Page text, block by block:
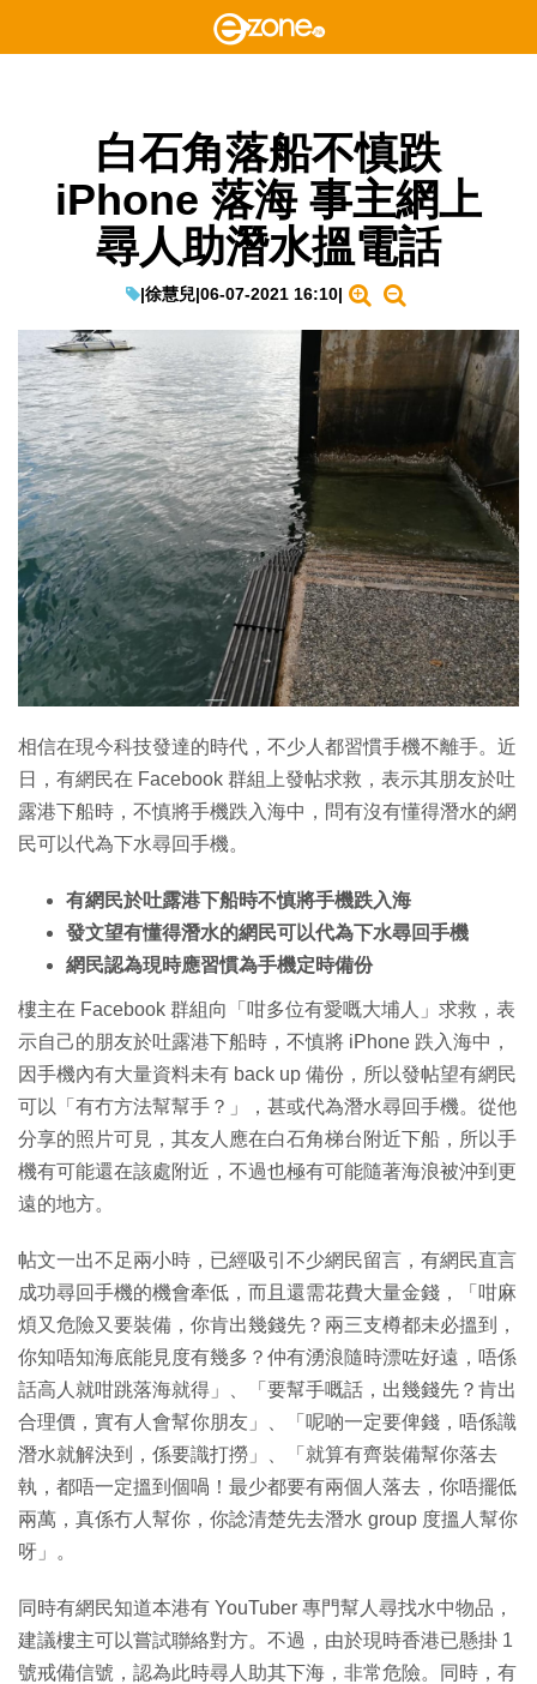
白石角落船不慎跌
iPhone 落海 事主網上
尋人助潛水搵電話
|徐慧兒|06-07-2021 16:10|
相信在現今科技發達的時代，不少人都習慣手機不離手。近
日，有網民在 Facebook 群組上發帖求救，表示其朋友於吐
露港下船時，不慎將手機跌入海中，問有沒有懂得潛水的網
民可以代為下水尋回手機。
有網民於吐露港下船時不慎將手機跌入海
發文望有懂得潛水的網民可以代為下水尋回手機
網民認為現時應習慣為手機定時備份
樓主在 Facebook 群組向「咁多位有愛嘅大埔人」求救，表
示自己的朋友於吐露港下船時，不慎將 iPhone 跌入海中，
因手機內有大量資料未有 back up 備份，所以發帖望有網民
可以「有冇方法幫幫手？」，甚或代為潛水尋回手機。從他
分享的照片可見，其友人應在白石角梯台附近下船，所以手
機有可能還在該處附近，不過也極有可能隨著海浪被沖到更
遠的地方。
帖文一出不足兩小時，已經吸引不少網民留言，有網民直言
成功尋回手機的機會牽低，而且還需花費大量金錢，「咁麻
煩又危險又要裝備，你肯出幾錢先？兩三支樽都未必搵到，
你知唔知海底能見度有幾多？仲有湧浪隨時漂咗好遠，唔係
話高人就咁跳落海就得」、「要幫手嘅話，出幾錢先？肯出
合理價，實有人會幫你朋友」、「呢啲一定要俾錢，唔係識
潛水就解決到，係要識打撈」、「就算有齊裝備幫你落去
執，都唔一定搵到個喎！最少都要有兩個人落去，你唔擺低
兩萬，真係冇人幫你，你諗清楚先去潛水 group 度搵人幫你
呀」。
同時有網民知道本港有 YouTuber 專門幫人尋找水中物品，
建議樓主可以嘗試聯絡對方。不過，由於現時香港已懸掛 1
號戒備信號，認為此時尋人助其下海，非常危險。同時，有